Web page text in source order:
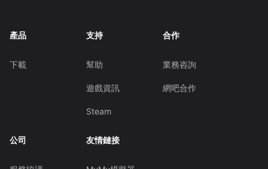
產品
下載
支持
幫助
遊戲資訊
Steam
合作
業務咨詢
網吧合作
公司 友情鏈接